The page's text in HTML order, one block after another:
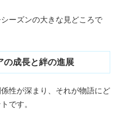
ーズンの大きな見どころで
の成長と絆の進展
性が深まり、それが物語にど
です。